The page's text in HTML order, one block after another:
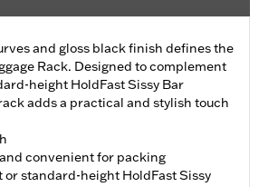
and gloss black finish defines the
Rack. Designed to complement
height HoldFast Sissy Bar
adds a practical and stylish touch
convenient for packing
or standard-height HoldFast Sissy